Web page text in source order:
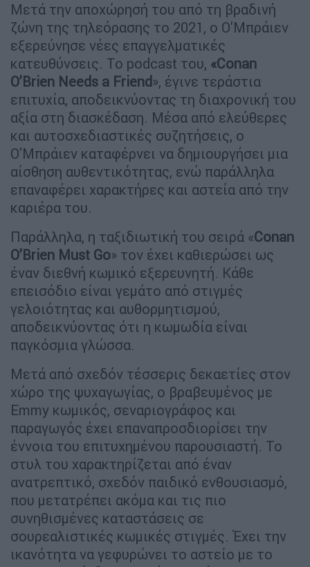
Μετά την αποχώρησή του από τη βραδινή
ζώνη της τηλεόρασης το 2021, ο Ο'Μπράιεν
εξερεύνησε νέες επαγγελματικές
κατευθύνσεις. Το podcast του, «Conan
O’Brien Needs a Friend», έγινε τεράστια
επιτυχία, αποδεικνύοντας τη διαχρονική του
αξία στη διασκέδαση. Μέσα από ελεύθερες
και αυτοσχεδιαστικές συζητήσεις, ο
Ο'Μπράιεν καταφέρνει να δημιουργήσει μια
αίσθηση αυθεντικότητας, ενώ παράλληλα
επαναφέρει χαρακτήρες και αστεία από την
καριέρα του.
Παράλληλα, η ταξιδιωτική του σειρά «Conan
O’Brien Must Go» τον έχει καθιερώσει ως
έναν διεθνή κωμικό εξερευνητή. Κάθε
επεισόδιο είναι γεμάτο από στιγμές
γελοιότητας και αυθορμητισμού,
αποδεικνύοντας ότι η κωμωδία είναι
παγκόσμια γλώσσα.
Μετά από σχεδόν τέσσερις δεκαετίες στον
χώρο της ψυχαγωγίας, ο βραβευμένος με
Emmy κωμικός, σεναριογράφος και
παραγωγός έχει επαναπροσδιορίσει την
έννοια του επιτυχημένου παρουσιαστή. Το
στυλ του χαρακτηρίζεται από έναν
ανατρεπτικό, σχεδόν παιδικό ενθουσιασμό,
που μετατρέπει ακόμα και τις πιο
συνηθισμένες καταστάσεις σε
σουρεαλιστικές κωμικές στιγμές. Έχει την
ικανότητα να γεφυρώνει το αστείο με το